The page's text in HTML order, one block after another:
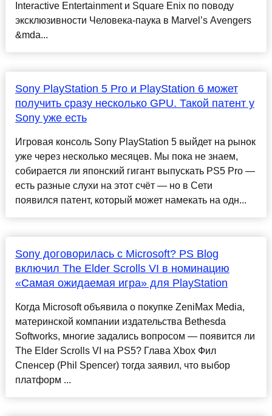
Interactive Entertainment и Square Enix по поводу
эксклюзивности Человека-паука в Marvel’s Avengers
&mda...
Sony PlayStation 5 Pro и PlayStation 6 может
получить сразу несколько GPU. Такой патент у
Sony уже есть
Игровая консоль Sony PlayStation 5 выйдет на рынок
уже через несколько месяцев. Мы пока не знаем,
собирается ли японский гигант выпускать PS5 Pro —
есть разные слухи на этот счёт — но в Сети
появился патент, который может намекать на одн...
Sony договорилась с Microsoft? PS Blog
включил The Elder Scrolls VI в номинацию
«Самая ожидаемая игра» для PlayStation
Когда Microsoft объявила о покупке ZeniMax Media,
материнской компании издательства Bethesda
Softworks, многие задались вопросом — появится ли
The Elder Scrolls VI на PS5? Глава Xbox Фил
Спенсер (Phil Spencer) тогда заявил, что выбор
платформ ...